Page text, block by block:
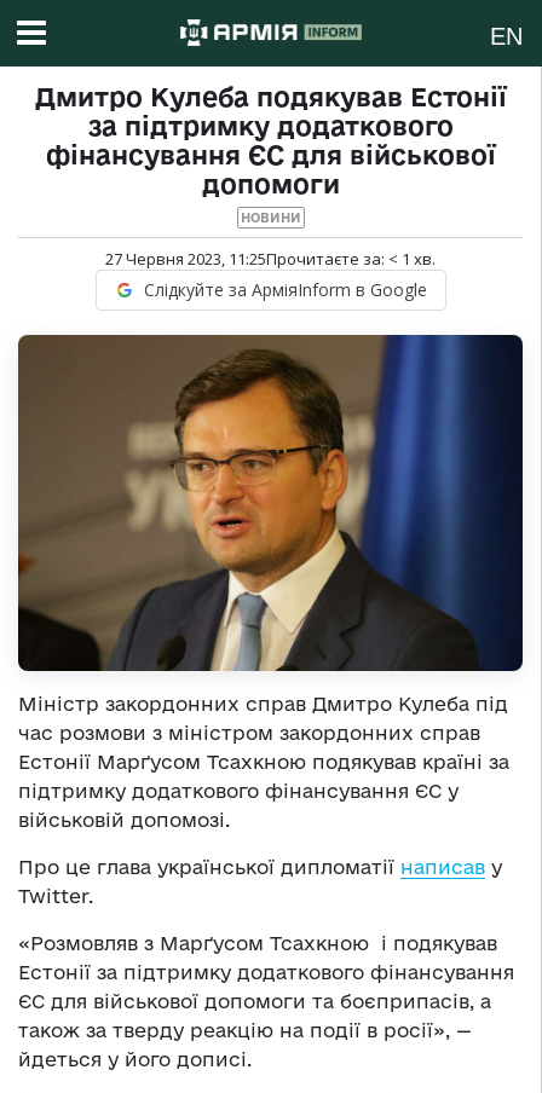
EN
Дмитро Кулеба подякував Естонії
за підтримку додаткового
фінансування ЄС для військової
допомоги
НОВИНИ
27 Червня 2023, 11:25Прочитаєте за: < 1 хв.
Слідкуйте за АрміяInform в Google
Міністр закордонних справ Дмитро Кулеба під
час розмови з міністром закордонних справ
Естонії Марґусом Тсахкною подякував країні за
підтримку додаткового фінансування ЄС у
військовій допомозі.
Про це глава української дипломатії написав у
Twitter.
«Розмовляв з Марґусом Тсахкною і подякував
Естонії за підтримку додаткового фінансування
ЄС для військової допомоги та боєприпасів, а
також за тверду реакцію на події в росії», —
йдеться у його дописі.